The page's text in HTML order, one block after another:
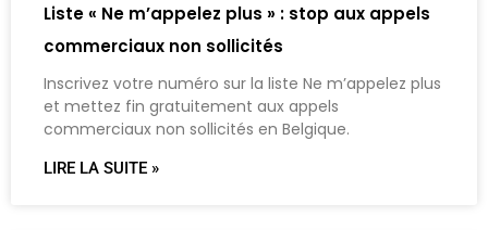
Liste « Ne m’appelez plus » : stop aux appels
commerciaux non sollicités
Inscrivez votre numéro sur la liste Ne m’appelez plus
et mettez fin gratuitement aux appels
commerciaux non sollicités en Belgique.
LIRE LA SUITE »